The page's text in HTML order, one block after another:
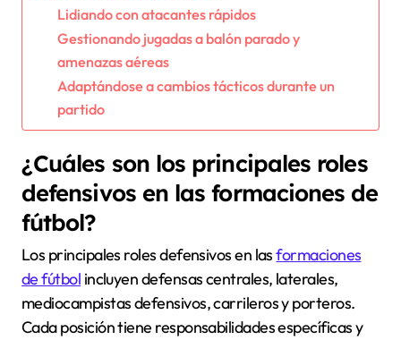
Lidiando con atacantes rápidos
Gestionando jugadas a balón parado y
amenazas aéreas
Adaptándose a cambios tácticos durante un
partido
¿Cuáles son los principales roles
defensivos en las formaciones de
fútbol?
Los principales roles defensivos en lasformaciones
de fútbol incluyen defensas centrales, laterales,
mediocampistas defensivos, carrileros y porteros.
Cada posición tiene responsabilidades específicas y